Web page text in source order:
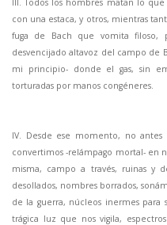
con una estaca, y otros, mientras
fuga de Bach que vomita filoso,
desvencijado altavoz del campo de
mi principio- donde el gas, sin
torturadas por manos congéneres.
IV. Desde ese momento, no
convertimos -relámpago mortal- en
misma, campo a través, ruinas y
desollados, nombres borrados,
de la guerra, núcleos inermes para
trágica luz que nos vigila,